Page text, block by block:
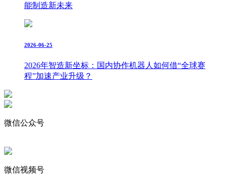
能制造新未来
2026-06-25
2026年智造新坐标：国内协作机器人如何借“全球赛
程”加速产业升级？
微信公众号
微信视频号